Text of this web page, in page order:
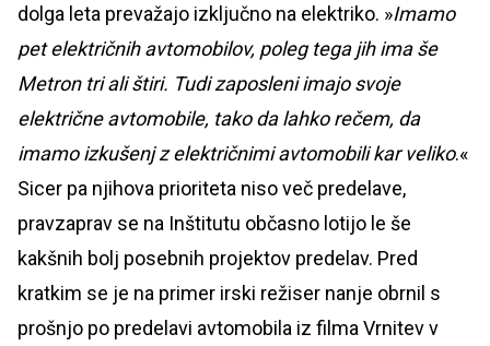
dolga leta prevažajo izključno na elektriko. »Imamo
pet električnih avtomobilov, poleg tega jih ima še
Metron tri ali štiri. Tudi zaposleni imajo svoje
električne avtomobile, tako da lahko rečem, da
imamo izkušenj z električnimi avtomobili kar veliko.«
Sicer pa njihova prioriteta niso več predelave,
pravzaprav se na Inštitutu občasno lotijo le še
kakšnih bolj posebnih projektov predelav. Pred
kratkim se je na primer irski režiser nanje obrnil s
prošnjo po predelavi avtomobila iz filma Vrnitev v